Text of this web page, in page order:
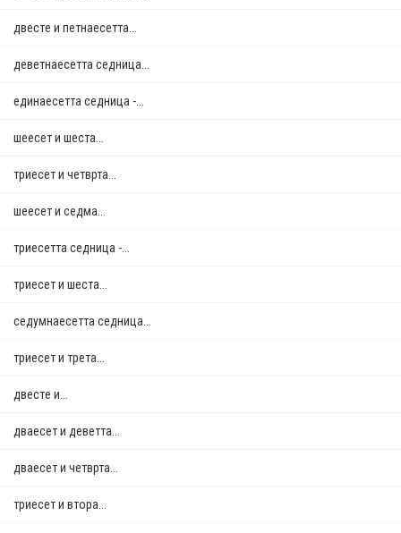
двестe и петнаесетта...
деветнаесетта седница...
единаесетта седница -...
шеесет и шеста...
триесет и четврта...
шеесет и седма...
триесетта седница -...
триесет и шеста...
седумнаесетта седница...
триесет и трета...
двестe и...
дваесет и деветта...
дваесет и четврта...
триесет и втора...